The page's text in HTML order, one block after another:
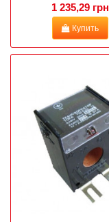
1 235,29 грн
Купить